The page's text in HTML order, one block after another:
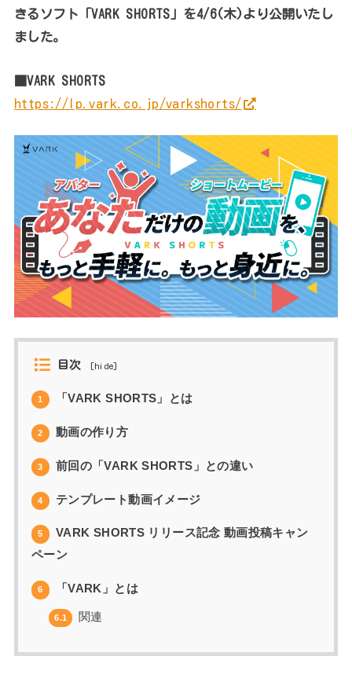
きるソフト「VARK SHORTS」を4/6(木)より公開いたし
ました。
■VARK SHORTS
https://lp.vark.co.jp/varkshorts/
目次 [hide]
1 「​VARK SHORTS」とは
2 動画の作り方
3 前回の「VARK SHORTS」との違い
4 テンプレート動画イメージ
5
VARK SHORTS リリース記念 動画投稿キャン
ペーン
6 「VARK」とは
6.1 関連